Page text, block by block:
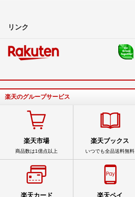
リンク
楽天のグループサービス
楽天市場
商品数は1億点以上
楽天ブックス
いつでも全品送料無料
楽天カード 楽天ペイ